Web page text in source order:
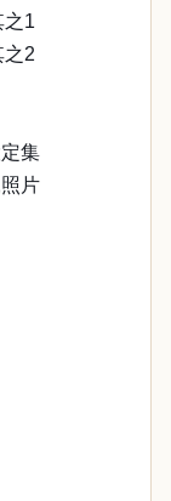
之1
之2
集
片